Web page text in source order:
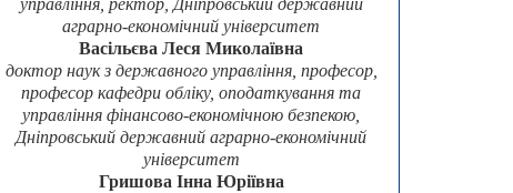
управління, ректор, Дніпровський державний
аграрно-економічний університет
Васільєва Леся Миколаївна
доктор наук з державного управління, професор,
професор кафедри обліку, оподаткування та
управління фінансово-економічною безпекою,
Дніпровський державний аграрно-економічний
університет
Гришова Інна Юріївна